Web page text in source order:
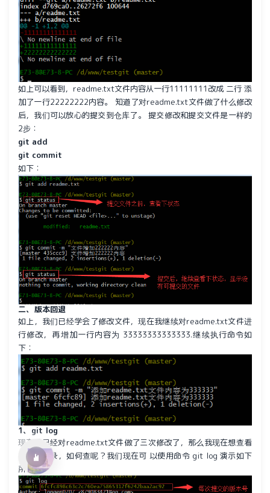
如上可以看到，readme.txt文件内容从一行11111111改成 二行 添
加了一行22222222内容。 知道了对readme.txt文件做了什么修改
后，我们可以放心的提交到仓库了。 提交修改和提交文件是一样的
2步：
git add
git commit
如下：
二、版本回退
如上，我们已经学会了修改文件，现在我继续对readme.txt文件进
行修改，再增加一行内容为 33333333333333.继续执行命令如
下：
1、git log
现在我已经对readme.txt文件做了三次修改了，那么我现在想查看
下历史记录，如何查呢？我们现在可 以使用命令 git log 演示如下
所示：
HOYO-MiX